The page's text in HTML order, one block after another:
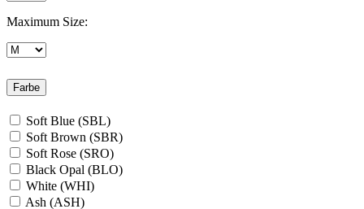
Maximum Size:
Farbe
Soft Blue (SBL)
Soft Brown (SBR)
Soft Rose (SRO)
Black Opal (BLO)
White (WHI)
Ash (ASH)